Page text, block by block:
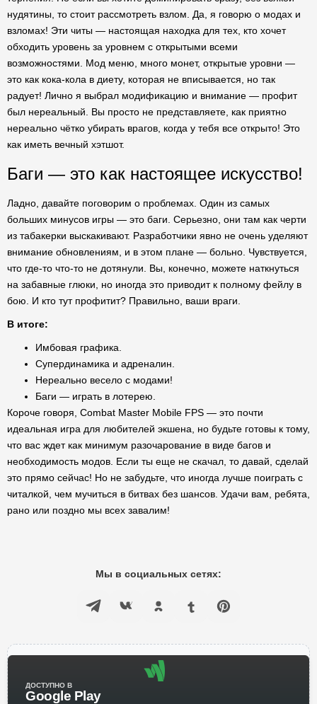
нудятины, то стоит рассмотреть взлом. Да, я говорю о модах и
взломах! Эти читы — настоящая находка для тех, кто хочет
обходить уровень за уровнем с открытыми всеми
возможностями. Мод меню, много монет, открытые уровни —
это как кока-кола в диету, которая не вписывается, но так
радует! Лично я выбрал модификацию и внимание — профит
был нереальный. Вы просто не представляете, как приятно
нереально чётко убирать врагов, когда у тебя все открыто! Это
как иметь вечный хэтшот.
Баги — это как настоящее искусство!
Ладно, давайте поговорим о проблемах. Один из самых
больших минусов игры — это баги. Серьезно, они там как черти
из табакерки выскакивают. Разработчики явно не очень уделяют
внимание обновлениям, и в этом плане — больно. Чувствуется,
что где-то что-то не дотянули. Вы, конечно, можете наткнуться
на забавные глюки, но иногда это приводит к полному фейлу в
бою. И кто тут профитит? Правильно, ваши враги.
В итоге:
Имбовая графика.
Супердинамика и адреналин.
Нереально весело с модами!
Баги — играть в лотерею.
Короче говоря, Combat Master Mobile FPS — это почти
идеальная игра для любителей экшена, но будьте готовы к тому,
что вас ждет как минимум разочарование в виде багов и
необходимость модов. Если ты еще не скачал, то давай, сделай
это прямо сейчас! Но не забудьте, что иногда лучше поиграть с
читалкой, чем мучиться в битвах без шансов. Удачи вам, ребята,
рано или поздно мы всех завалим!
Мы в социальных сетях:
ДОСТУПНО В
Google Play